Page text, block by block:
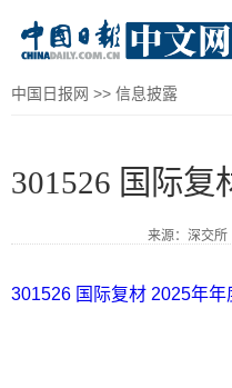
中国日报网 >> 信息披露
301526 国际复
来源：深交
301526 国际复材 2025年年